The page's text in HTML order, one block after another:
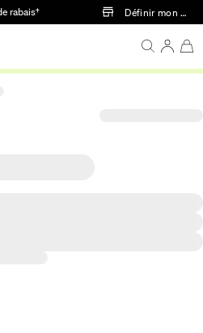
Passer au contenu principal
rabais† Définir mon